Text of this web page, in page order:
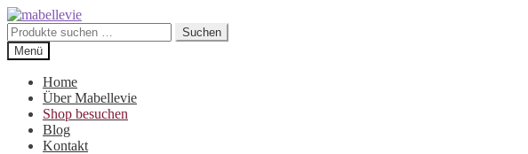
Zur
Navigation
springen
Zum
Inhalt
springen
Suchen
nach:
Suchen
Menü
Home
Über Mabellevie
Shop besuchen
Blog
Kontakt